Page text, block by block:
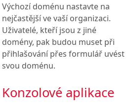
Výchozí doménu nastavte na
nejčastější ve vaší organizaci.
Uživatelé, kteří jsou z jiné
domény, pak budou muset při
přihlašování přes formulář uvést
svou doménu.
Konzolové aplikace